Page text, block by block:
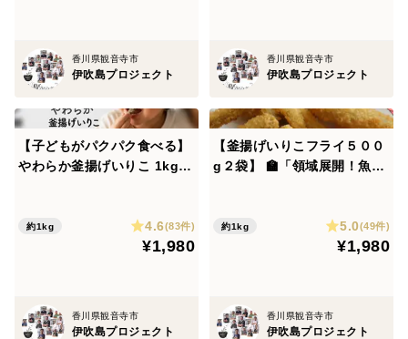
香川県観音寺市
伊吹島プロジェクト
香川県観音寺市
伊吹島プロジェクト
【子どもがパクパク食べる】
やわらか釜揚げいりこ 1kg
約1kg 4.6(83件)
¥1,980
香川県観音寺市
伊吹島プロジェクト
【釜揚げいりこフライ５００
g２袋】 🏫「領域展開！魚嫌
発！パクパク止まらないー
🧑🏻‍🎓栄養満点、家族みんな
約1kg 5.0(49件)
¥1,980
香川県観音寺市
伊吹島プロジェクト